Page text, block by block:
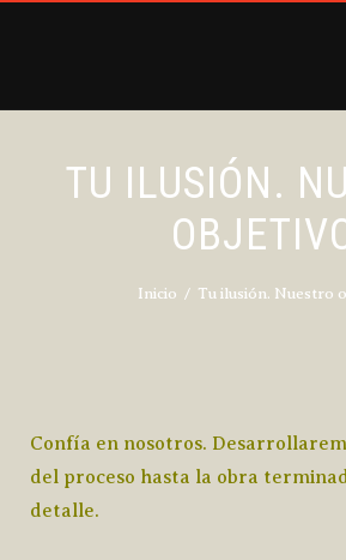
TU ILUSIÓN.
Inicio Tu ilusión. Nuestro
Confía en nosotros.
del proceso hasta la obra
detalle.